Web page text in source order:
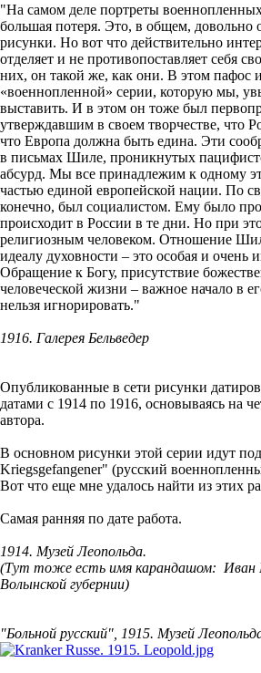
"На самом деле портреты
большая потеря. Это, в общем, довольно
рисунки. Но вот что действительно
отделяет и не противопоставляет себя
них, он такой же, как они. В этом пафос
«военнопленной» серии, которую мы,
выставить. И в этом он тоже был
утверждавшим в своем творчестве, что
что Европа должна быть едина. Эти
в письмах Шиле, проникнутых
абсурд. Мы все принадлежим к одному
частью единой европейской нации. По
конечно, был социалистом. Ему было
происходит в России в те дни. Но при
религиозным человеком. Отношение
идеалу духовности – это особая и очень
Обращение к Богу, присутствие
человеческой жизни – важное начало в
нельзя игнорировать."
1916. Галерея Бельведер
Опубликованные в сети рисунки
датами с 1914 по 1916, основываясь на
автора.
В основном рисунки этой серии идут
Kriegsgefangener" (русский
Вот что еще мне удалось найти из этих
Самая ранняя по дате работа.
1914. Музей Леопольда.
(Тут тоже есть имя карандашом: Иван
Волынской губернии)
"Больной русский", 1915. Музей